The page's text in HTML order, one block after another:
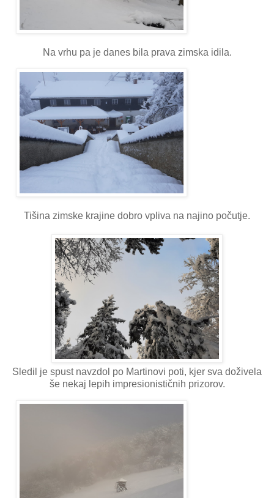
Na vrhu pa je danes bila prava zimska idila.
Tišina zimske krajine dobro vpliva na najino počutje.
Sledil je spust navzdol po Martinovi poti, kjer sva doživela
še nekaj lepih impresionističnih prizorov.